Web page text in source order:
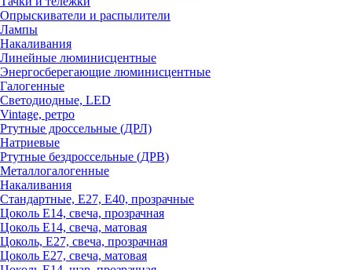
Опрыскиватели и распылители
Лампы
Накаливания
Линейные люминисцентные
Энергосберегающие люминисцентные
Галогенные
Светодиодные, LED
Vintage, ретро
Ртутные дроссельные (ДРЛ)
Натриевые
Ртутные бездроссельные (ДРВ)
Металлогалогенные
Накаливания
Стандартные, Е27, Е40, прозрачные
Цоколь Е14, свеча, прозрачная
Цоколь Е14, свеча, матовая
Цоколь, Е27, свеча, прозрачная
Цоколь Е27, свеча, матовая